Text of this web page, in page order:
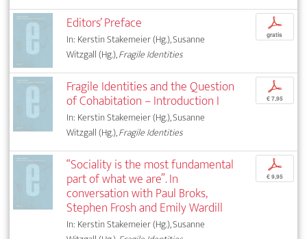
Editors’ Preface
In: Kerstin Stakemeier (Hg.), Susanne
Witzgall (Hg.),Fragile Identities
p
gratis
Fragile Identities and the Question
of Cohabitation – Introduction I
In: Kerstin Stakemeier (Hg.), Susanne
Witzgall (Hg.),Fragile Identities
p
€ 7,95
“Sociality is the most fundamental
part of what we are”. In
conversation with Paul Broks,
Stephen Frosh and Emily Wardill
In: Kerstin Stakemeier (Hg.), Susanne
p
€ 9,95